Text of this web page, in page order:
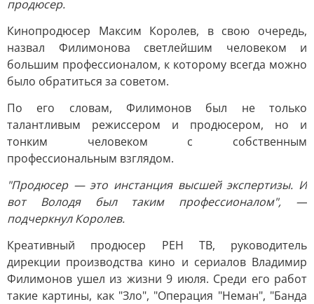
продюсер.
Кинопродюсер Максим Королев, в свою очередь,
назвал Филимонова светлейшим человеком и
большим профессионалом, к которому всегда можно
было обратиться за советом.
По его словам, Филимонов был не только
талантливым режиссером и продюсером, но и
тонким человеком с собственным
профессиональным взглядом.
"Продюсер — это инстанция высшей экспертизы. И
вот Володя был таким профессионалом", —
подчеркнул Королев.
Креативный продюсер РЕН ТВ, руководитель
дирекции производства кино и сериалов Владимир
Филимонов ушел из жизни 9 июля. Среди его работ
такие картины, как "Зло", "Операция "Неман", "Банда